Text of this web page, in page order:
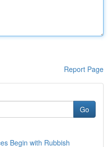
Report Page
Go
Begin with Rubbish